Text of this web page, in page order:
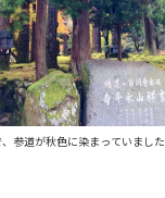
参道が秋色に染まっていました